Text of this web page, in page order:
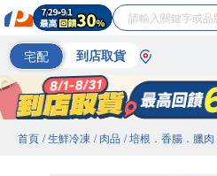
宅配 到店取貨
首頁 / 生鮮冷凍 / 肉品 / 培根．香腸．臘肉